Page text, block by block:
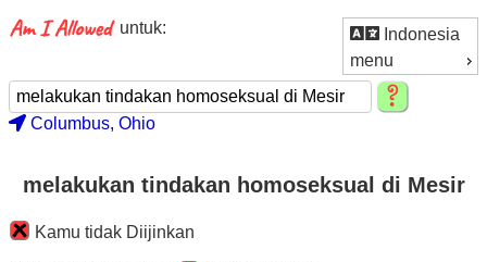
Indonesia
menu
untuk:
Columbus, Ohio
melakukan tindakan homoseksual di Mesir
Kamu tidak Diijinkan